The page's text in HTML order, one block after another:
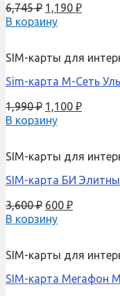
6,745₽ 1,190 ₽
В корзину
SIM-карты для
Sim-карта М-Сеть
1,990₽ 1,100 ₽
В корзину
SIM-карты для
SIM-карта БИ
3,600₽ 600 ₽
В корзину
SIM-карты для
SIM-карта Мегафон